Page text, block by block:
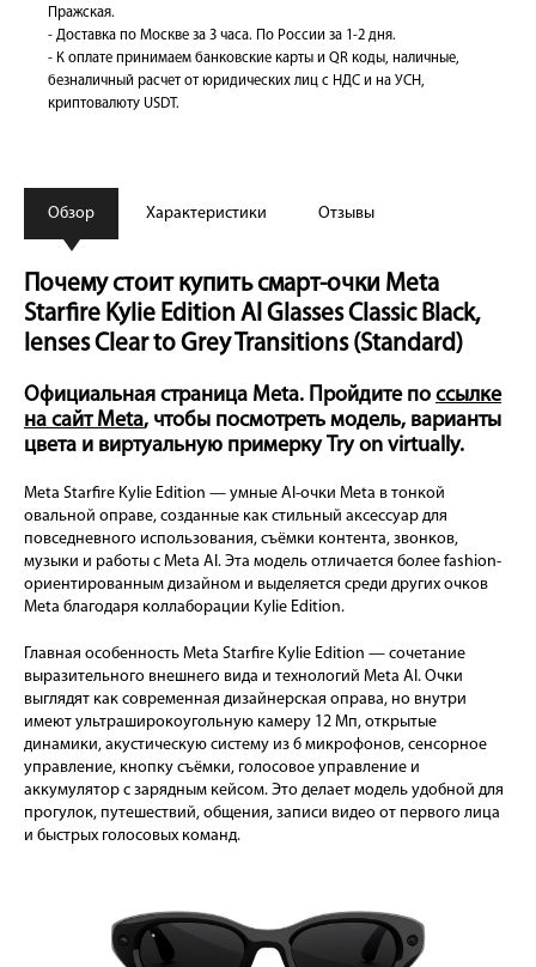
Пражская.
- Доставка по Москве за 3 часа. По России за 1-2 дня.
- К оплате принимаем банковские карты и QR коды, наличные,
безналичный расчет от юридических лиц с НДС и на УСН,
криптовалюту USDT.
Обзор Характеристики Отзывы
Почему стоит купить смарт-очки Meta
Starfire Kylie Edition AI Glasses Classic Black,
lenses Clear to Grey Transitions (Standard)
Официальная страница Meta. Пройдите по ссылке
на сайт Meta, чтобы посмотреть модель, варианты
цвета и виртуальную примерку Try on virtually.
Meta Starfire Kylie Edition — умные AI-очки Meta в тонкой
овальной оправе, созданные как стильный аксессуар для
повседневного использования, съёмки контента, звонков,
музыки и работы с Meta AI. Эта модель отличается более fashion-
ориентированным дизайном и выделяется среди других очков
Meta благодаря коллаборации Kylie Edition.
Главная особенность Meta Starfire Kylie Edition — сочетание
выразительного внешнего вида и технологий Meta AI. Очки
выглядят как современная дизайнерская оправа, но внутри
имеют ультраширокоугольную камеру 12 Мп, открытые
динамики, акустическую систему из 6 микрофонов, сенсорное
управление, кнопку съёмки, голосовое управление и
аккумулятор с зарядным кейсом. Это делает модель удобной для
прогулок, путешествий, общения, записи видео от первого лица
и быстрых голосовых команд.